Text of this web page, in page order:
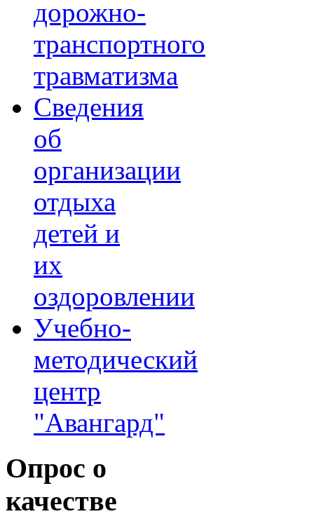
дорожно-
транспортного
травматизма
Сведения
об
организации
отдыха
детей и
их
оздоровлении
Учебно-
методический
центр
"Авангард"
Опрос о
качестве